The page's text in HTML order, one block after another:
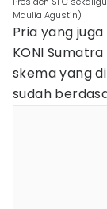
Maulia Agustin)
Pria yang
KONI
skema yang
sudah